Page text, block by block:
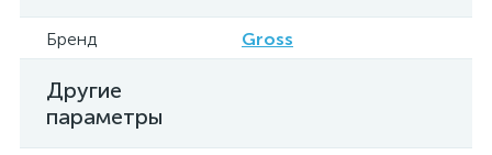
Бренд Gross
Другие
параметры